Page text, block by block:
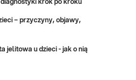
przemian
organizmu,
krok po kroku
– przyczyny, objawy,
jelitowa u dzieci - jak o nią